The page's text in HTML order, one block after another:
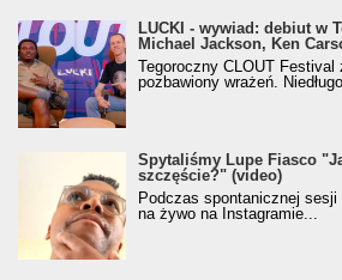
LUCKI - wywiad: debiut w
Michael Jackson, Ken
Tegoroczny CLOUT Festival
pozbawiony wrażeń. Niedługo
Spytaliśmy Lupe Fiasco
szczęście?" (video)
Podczas spontanicznej
na żywo na Instagramie...